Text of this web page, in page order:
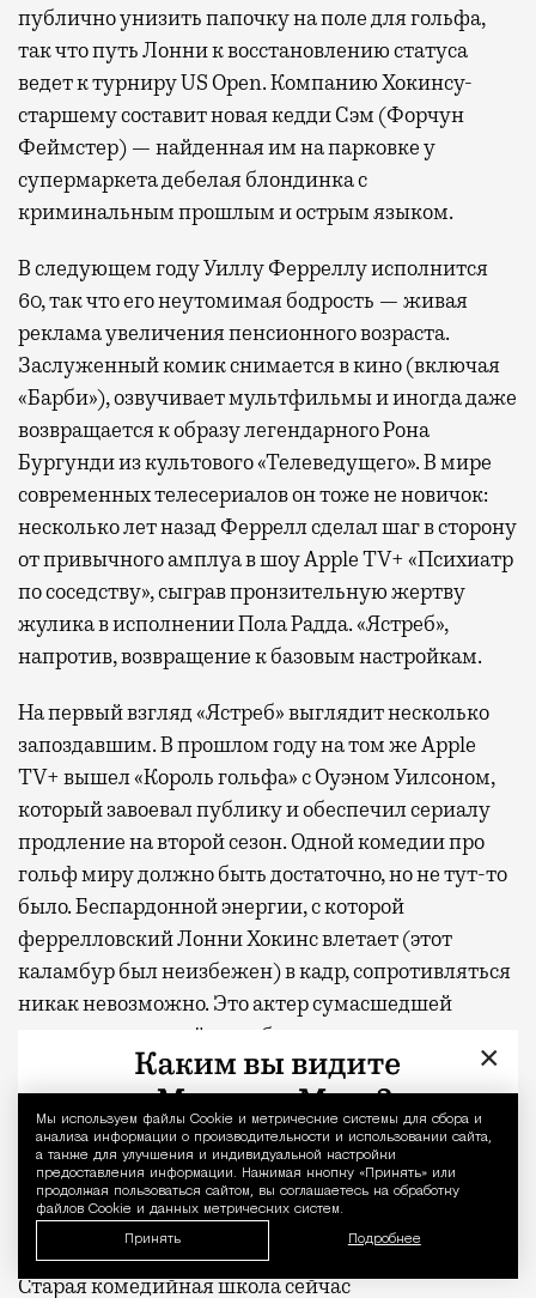
Уведомление
Мы используем файлы Сookie и метрические системы для сбора и
анализа информации о производительности и использовании сайта,
а также для улучшения и индивидуальной настройки
предоставления информации. Нажимая кнопку «Принять» или
продолжая пользоваться сайтом, вы соглашаетесь на обработку
файлов Cookie и данных метрических систем.
Принять Подробнее
публично унизить папочку на поле для гольфа,
так что путь Лонни к восстановлению статуса
ведет к турниру US Open. Компанию Хокинсу-
старшему составит новая кедди Сэм (Форчун
Феймстер) — найденная им на парковке у
супермаркета дебелая блондинка с
криминальным прошлым и острым языком.
В следующем году Уиллу Ферреллу исполнится
60, так что его неутомимая бодрость — живая
реклама увеличения пенсионного возраста.
Заслуженный комик снимается в кино (включая
«Барби»), озвучивает мультфильмы и иногда даже
возвращается к образу легендарного Рона
Бургунди из культового «Телеведущего». В мире
современных телесериалов он тоже не новичок:
несколько лет назад Феррелл сделал шаг в сторону
от привычного амплуа в шоу Apple TV+ «Психиатр
по соседству», сыграв пронзительную жертву
жулика в исполнении Пола Радда. «Ястреб»,
напротив, возвращение к базовым настройкам.
На первый взгляд «Ястреб» выглядит несколько
запоздавшим. В прошлом году на том же Apple
TV+ вышел «Король гольфа» с Оуэном Уилсоном,
который завоевал публику и обеспечил сериалу
продление на второй сезон. Одной комедии про
гольф миру должно быть достаточно, но не тут-то
было. Беспардонной энергии, с которой
феррелловский Лонни Хокинс влетает (этот
каламбур был неизбежен) в кадр, сопротивляться
никак невозможно. Это актер сумасшедшей
органики, который, подобно своему герою, уверен
в том, что он именно то, что нужно миру прямо
сейчас. В эпоху расцвета возвышенных фильмов
ужасов, кринж-комедий и других лабораторных
жанров скабрезный и наглый подход к юмору
смотрится и вправду освежающе. Или, во всяком
случае, уместно.
Старая комедийная школа сейчас
×